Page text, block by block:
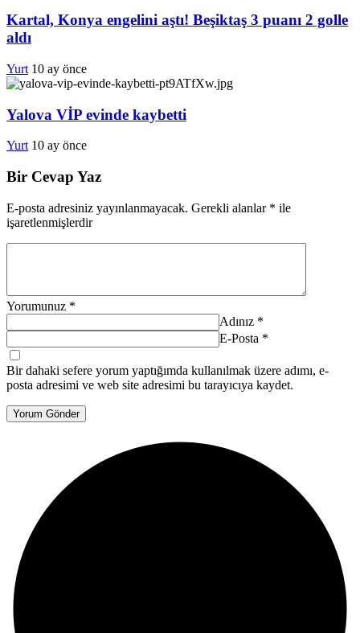
Kartal, Konya engelini aştı! Beşiktaş 3 puanı 2 golle
aldı
Yurt 10 ay önce
Yalova VİP evinde kaybetti
Yurt 10 ay önce
Bir Cevap Yaz
E-posta adresiniz yayınlanmayacak. Gerekli alanlar * ile
işaretlenmişlerdir
Yorumunuz *
Adınız *
E-Posta *
Bir dahaki sefere yorum yaptığımda kullanılmak üzere adımı, e-
posta adresimi ve web site adresimi bu tarayıcıya kaydet.
Yorum Gönder